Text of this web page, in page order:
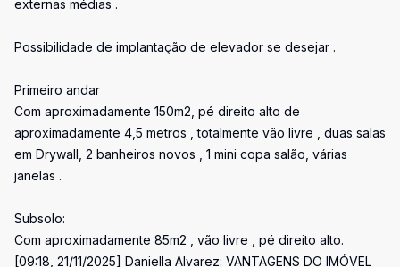
externas médias .
Possibilidade de implantação de elevador se desejar .
Primeiro andar
Com aproximadamente 150m2, pé direito alto de
aproximadamente 4,5 metros , totalmente vão livre , duas salas
em Drywall, 2 banheiros novos , 1 mini copa salão, várias
janelas .
Subsolo:
Com aproximadamente 85m2 , vão livre , pé direito alto.
[09:18, 21/11/2025] Daniella Alvarez: VANTAGENS DO IMÓVEL